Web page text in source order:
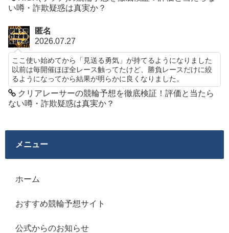
い噂・詐欺疑惑は真実か？
匿名
2026.07.27
ここ使い始めてから「見送る勇気」が持てるようになりました
以前は毎開催ほぼ全レース触ってたけど、勝負レースだけに絞
るようになってから結果が明らかに良くなりました。
クリアレーサーの競輪予想を徹底検証！評価と当たら
ない噂・詐欺疑惑は真実か？
メニュー
ホーム
おすすめ競輪予想サイト
公式からのお知らせ